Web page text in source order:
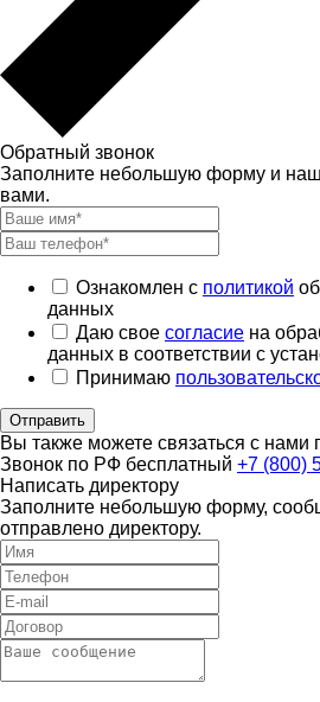
Обратный звонок
Заполните небольшую форму и наш
вами.
Ознакомлен с политикой
данных
Даю свое согласие на
данных в соответствии с
Принимаю
Отправить
Вы также можете связаться с нами
Звонок по РФ бесплатный +7 (800)
Написать директору
Заполните небольшую форму,
отправлено директору.